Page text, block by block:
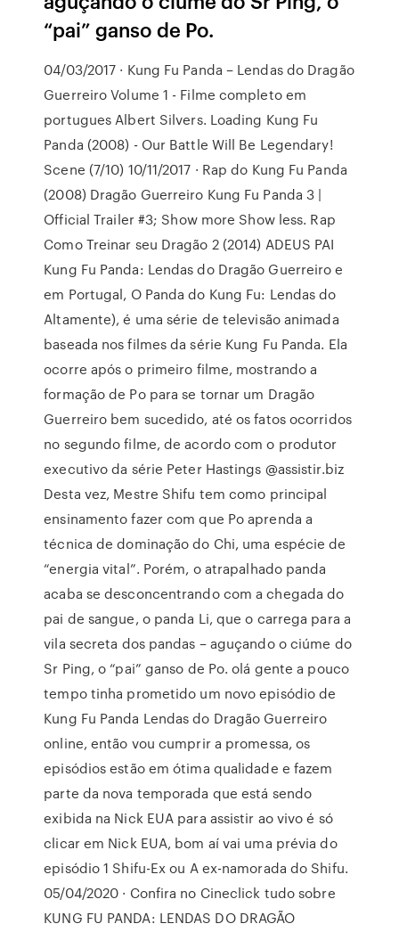
“pai” ganso de Po.
04/03/2017 · Kung Fu Panda – Lendas do Dragão
Guerreiro Volume 1 - Filme completo em
portugues Albert Silvers. Loading Kung Fu
Panda (2008) - Our Battle Will Be Legendary!
Scene (7/10) 10/11/2017 · Rap do Kung Fu Panda
(2008) Dragão Guerreiro Kung Fu Panda 3 |
Official Trailer #3; Show more Show less. Rap
Como Treinar seu Dragão 2 (2014) ADEUS PAI
Kung Fu Panda: Lendas do Dragão Guerreiro e
em Portugal, O Panda do Kung Fu: Lendas do
Altamente), é uma série de televisão animada
baseada nos filmes da série Kung Fu Panda. Ela
ocorre após o primeiro filme, mostrando a
formação de Po para se tornar um Dragão
Guerreiro bem sucedido, até os fatos ocorridos
no segundo filme, de acordo com o produtor
executivo da série Peter Hastings @assistir.biz
Desta vez, Mestre Shifu tem como principal
ensinamento fazer com que Po aprenda a
técnica de dominação do Chi, uma espécie de
“energia vital”. Porém, o atrapalhado panda
acaba se desconcentrando com a chegada do
pai de sangue, o panda Li, que o carrega para a
vila secreta dos pandas – aguçando o ciúme do
Sr Ping, o “pai” ganso de Po. olá gente a pouco
tempo tinha prometido um novo episódio de
Kung Fu Panda Lendas do Dragão Guerreiro
online, então vou cumprir a promessa, os
episódios estão em ótima qualidade e fazem
parte da nova temporada que está sendo
exibida na Nick EUA para assistir ao vivo é só
clicar em Nick EUA, bom aí vai uma prévia do
episódio 1 Shifu-Ex ou A ex-namorada do Shifu.
05/04/2020 · Confira no Cineclick tudo sobre
KUNG FU PANDA: LENDAS DO DRAGÃO